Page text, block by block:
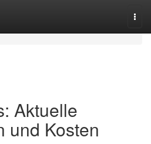
Aktuelle
und Kosten